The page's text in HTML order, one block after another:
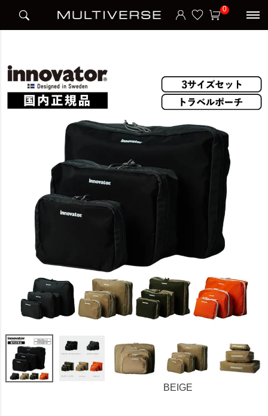
0
トラベルポーチ S/M/L 3点セット
BEIGE